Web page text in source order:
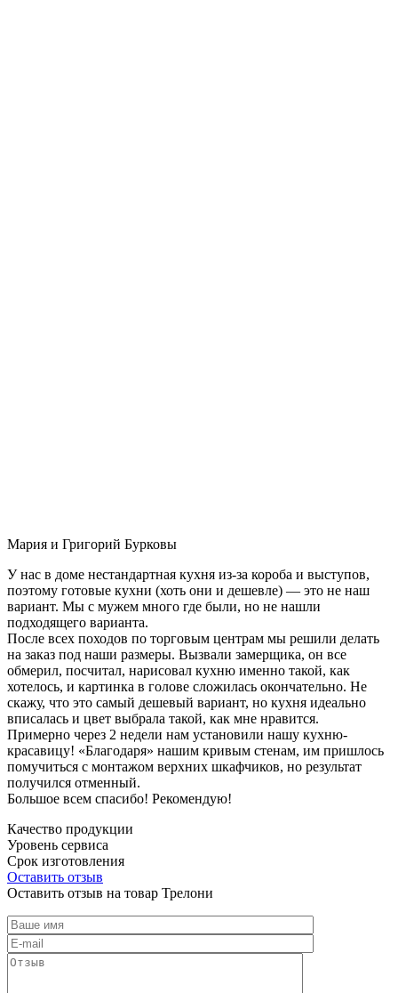
Мария и Григорий Бурковы
У нас в доме нестандартная кухня из-за короба и выступов,
поэтому готовые кухни (хоть они и дешевле) — это не наш
вариант. Мы с мужем много где были, но не нашли
подходящего варианта.
После всех походов по торговым центрам мы решили делать
на заказ под наши размеры. Вызвали замерщика, он все
обмерил, посчитал, нарисовал кухню именно такой, как
хотелось, и картинка в голове сложилась окончательно. Не
скажу, что это самый дешевый вариант, но кухня идеально
вписалась и цвет выбрала такой, как мне нравится.
Примерно через 2 недели нам установили нашу кухню-
красавицу! «Благодаря» нашим кривым стенам, им пришлось
помучиться с монтажом верхних шкафчиков, но результат
получился отменный.
Большое всем спасибо! Рекомендую!
Качество продукции
Уровень сервиса
Срок изготовления
Оставить отзыв
Оставить отзыв на товар Трелони